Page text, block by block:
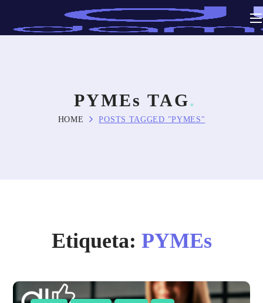
PYMEs TAG
HOME POSTS TAGGED "PYMES"
Etiqueta: PYMEs